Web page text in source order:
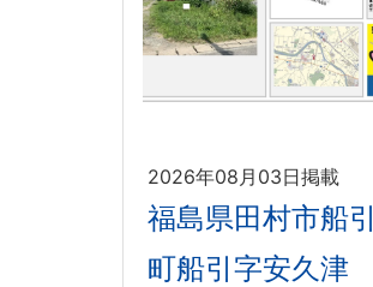
2026年08月03日掲載
福島県田村市船引
町船引字安久津